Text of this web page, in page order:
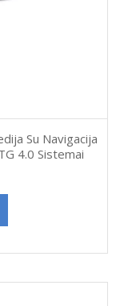
Su Navigacija
4.0 Sistemai